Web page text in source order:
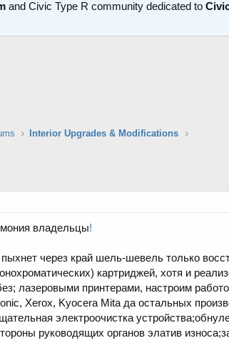
and Civic Type R community dedicated to
Interior Upgrades & Modifications
владельцы!
через край шель-шевель только
картриджей, хотя и
лазеровыми принтерами, настроим
Xerox, Kyocera Mita да остальных
электроочистка
руководящих органов элатив